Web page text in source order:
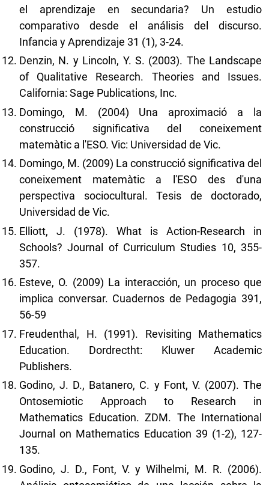
el aprendizaje en secundaria? Un estudio
comparativo desde el análisis del discurso.
Infancia y Aprendizaje 31 (1), 3-24.
Denzin, N. y Lincoln, Y. S. (2003). The Landscape
of Qualitative Research. Theories and Issues.
California: Sage Publications, Inc.
Domingo, M. (2004) Una aproximació a la
construcció significativa del coneixement
matemàtic a l'ESO. Vic: Universidad de Vic.
Domingo, M. (2009) La construcció significativa del
coneixement matemàtic a l'ESO des d'una
perspectiva sociocultural. Tesis de doctorado,
Universidad de Vic.
Elliott, J. (1978). What is Action-Research in
Schools? Journal of Curriculum Studies 10, 355-
357.
Esteve, O. (2009) La interacción, un proceso que
implica conversar. Cuadernos de Pedagogia 391,
56-59
Freudenthal, H. (1991). Revisiting Mathematics
Education. Dordrectht: Kluwer Academic
Publishers.
Godino, J. D., Batanero, C. y Font, V. (2007). The
Ontosemiotic Approach to Research in
Mathematics Education. ZDM. The International
Journal on Mathematics Education 39 (1-2), 127-
135.
Godino, J. D., Font, V. y Wilhelmi, M. R. (2006).